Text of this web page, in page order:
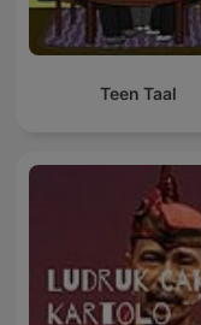
Teen Taal